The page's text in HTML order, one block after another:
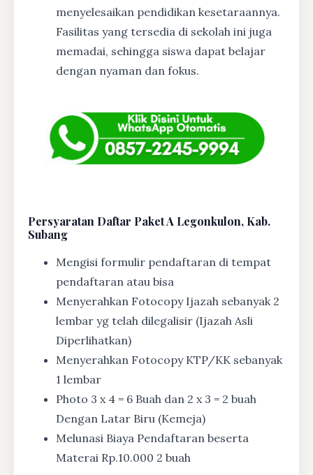
menyelesaikan pendidikan kesetaraannya.
Fasilitas yang tersedia di sekolah ini juga
memadai, sehingga siswa dapat belajar
dengan nyaman dan fokus.
Persyaratan Daftar Paket A Legonkulon, Kab.
Subang
Mengisi formulir pendaftaran di tempat
pendaftaran atau bisa
Menyerahkan Fotocopy Ijazah sebanyak 2
lembar yg telah dilegalisir (Ijazah Asli
Diperlihatkan)
Menyerahkan Fotocopy KTP/KK sebanyak
1 lembar
Photo 3 x 4 = 6 Buah dan 2 x 3 = 2 buah
Dengan Latar Biru (Kemeja)
Melunasi Biaya Pendaftaran beserta
Materai Rp.10.000 2 buah